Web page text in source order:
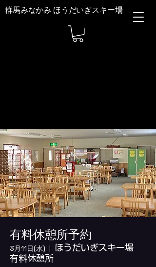
群馬みなかみ ほうだいぎスキー場
有料休憩所予約
3月11日(水)
  |
ほうだいぎスキー場
有料休憩所